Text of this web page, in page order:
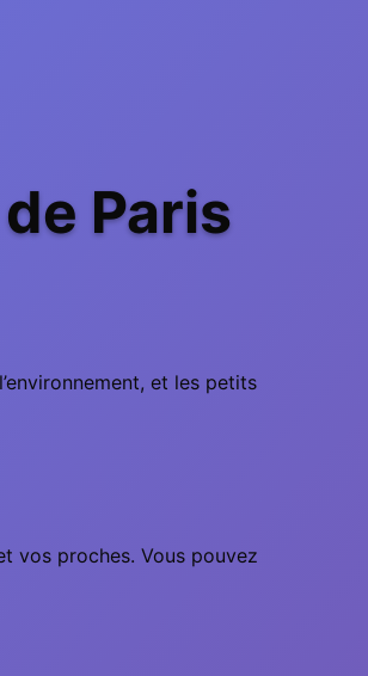
Paris
et les petits
vos proches. Vous pouvez